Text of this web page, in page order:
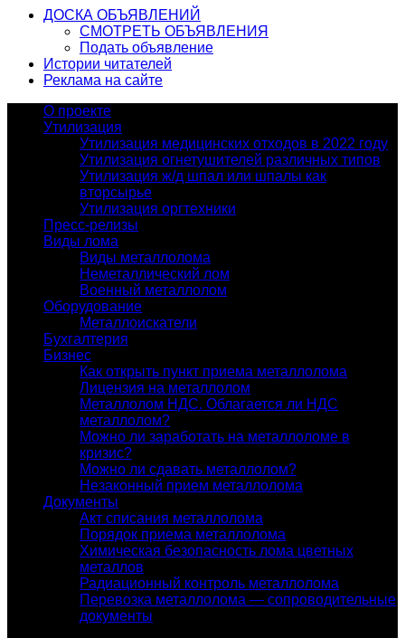
ДОСКА ОБЪЯВЛЕНИЙ
СМОТРЕТЬ ОБЪЯВЛЕНИЯ
Подать объявление
Истории читателей
Реклама на сайте
О проекте
Утилизация
Утилизация медицинских отходов в 2022 году
Утилизация огнетушителей различных типов
Утилизация ж/д шпал или шпалы как
вторсырье
Утилизация оргтехники
Пресс-релизы
Виды лома
Виды металлолома
Неметаллический лом
Военный металлолом
Оборудование
Металлоискатели
Бухгалтерия
Бизнес
Как открыть пункт приема металлолома
Лицензия на металлолом
Металлолом НДС. Облагается ли НДС
металлолом?
Можно ли заработать на металлоломе в
кризис?
Можно ли сдавать металлолом?
Незаконный прием металлолома
Документы
Акт списания металлолома
Порядок приема металлолома
Химическая безопасность лома цветных
металлов
Радиационный контроль металлолома
Перевозка металлолома — сопроводительные
документы